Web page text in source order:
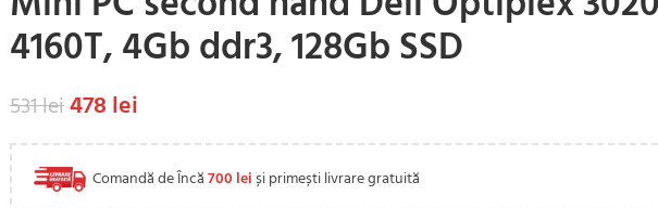
4160T, 4Gb ddr3, 128Gb SSD
531lei478 lei
Comandă de Încă700 leiși primești livrare gratuită